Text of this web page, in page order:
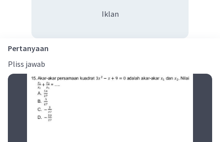
Iklan
Pertanyaan
Pliss jawab